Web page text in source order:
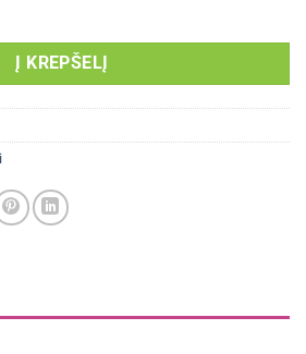
trafaretai
Į KREPŠELĮ